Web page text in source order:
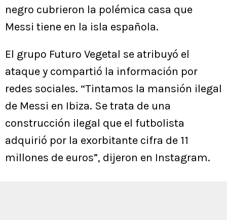
negro cubrieron la polémica casa que
Messi tiene en la isla española.
El grupo Futuro Vegetal se atribuyó el
ataque y compartió la información por
redes sociales. “Tintamos la mansión ilegal
de Messi en Ibiza. Se trata de una
construcción ilegal que el futbolista
adquirió por la exorbitante cifra de 11
millones de euros”, dijeron en Instagram.